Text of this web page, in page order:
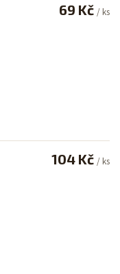
69 Kč / ks
104 Kč / ks